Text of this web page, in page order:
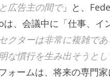
広告主の間で」と、
、会議中に「仕事、イ
セクターは非常に複雑で
な慣行を生み出そうと
ォームは、将来の専門